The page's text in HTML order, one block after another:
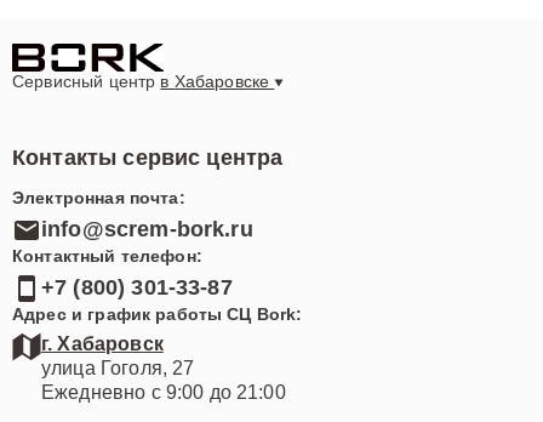
Сервисный центр в Хабаровске
Контакты сервис центра
Электронная почта:
info@screm-bork.ru
Контактный телефон:
+7 (800) 301-33-87
Адрес и график работы СЦ Bork:
г. Хабаровск
улица Гоголя, 27
Ежедневно с 9:00 до 21:00